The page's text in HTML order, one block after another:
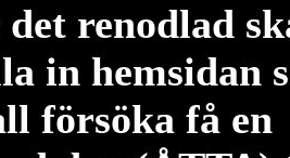
renodlad
in hemsidan
försöka få en